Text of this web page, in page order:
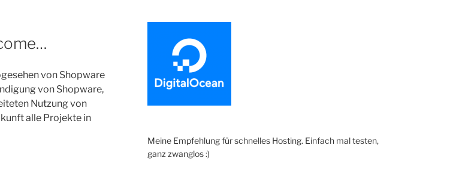
von Shopware
von Shopware,
Nutzung von
alle Projekte in
Meine Empfehlung für schnelles Hosting. Einfach mal testen,
ganz zwanglos :)